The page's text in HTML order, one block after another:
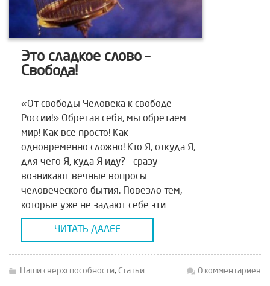
Это сладкое слово –
Свобода!
«От свободы Человека к свободе
России!» Обретая себя, мы обретаем
мир! Как все просто! Как
одновременно сложно! Кто Я, откуда Я,
для чего Я, куда Я иду? – сразу
возникают вечные вопросы
человеческого бытия. Повезло тем,
которые уже не задают себе эти
вопросы. Они живут так, как достойно
высшему животному, — в борьбе и
ЧИТАТЬ ДАЛЕЕ
Наши сверхспособности, Статьи 0 комментариев